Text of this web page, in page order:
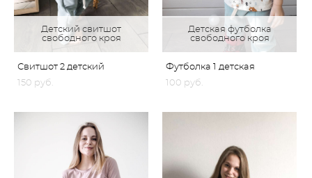
Детский свитшот
свободного кроя
Свитшот 2 детский
150 pуб.
Детская футболка
свободного кроя
Футболка 1 детская
100 pуб.